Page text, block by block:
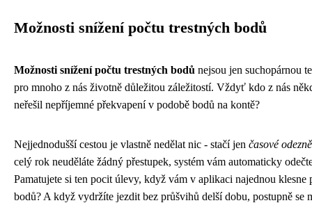
Možnosti snížení počtu trestných bodů
Možnosti snížení počtu trestných bodů nejsou jen suchopárnou
pro mnoho z nás životně důležitou záležitostí. Vždyť kdo z nás
neřešil nepříjemné překvapení v podobě bodů na kontě?
Nejjednodušší cestou je vlastně nedělat nic - stačí jen časové
celý rok neuděláte žádný přestupek, systém vám automaticky
Pamatujete si ten pocit úlevy, když vám v aplikaci najednou klesne
bodů? A když vydržíte jezdit bez průšvihů delší dobu, postupně se